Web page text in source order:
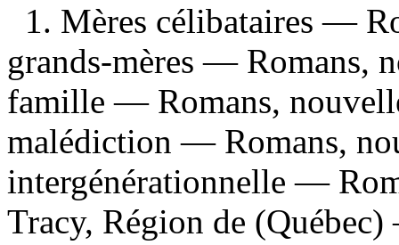
1. Mères célibataires —
grands-mères — Romans,
famille — Romans,
malédiction — Romans,
intergénérationnelle —
Tracy, Région de